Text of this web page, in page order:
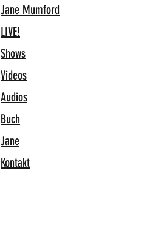
Jane Mumford
LIVE!
Shows
Videos
Audios
Buch
Jane
Kontakt